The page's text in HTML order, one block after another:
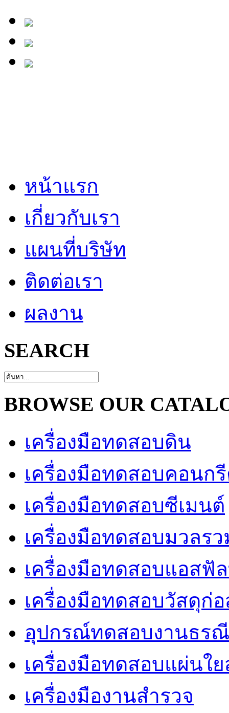
หน้าแรก
เกี่ยวกับเรา
แผนที่บริษัท
ติดต่อเรา
ผลงาน
SEARCH
BROWSE OUR
เครื่องมือทดสอบดิน
เครื่องมือทดสอบคอนก
เครื่องมือทดสอบซีเมนต์
เครื่องมือทดสอบมวลร
เครื่องมือทดสอบแอสฟั
เครื่องมือทดสอบวัสดุก่อ
อุปกรณ์ทดสอบงานธรณี
เครื่องมือทดสอบแผ่นใย
เครื่องมืองานสำรวจ